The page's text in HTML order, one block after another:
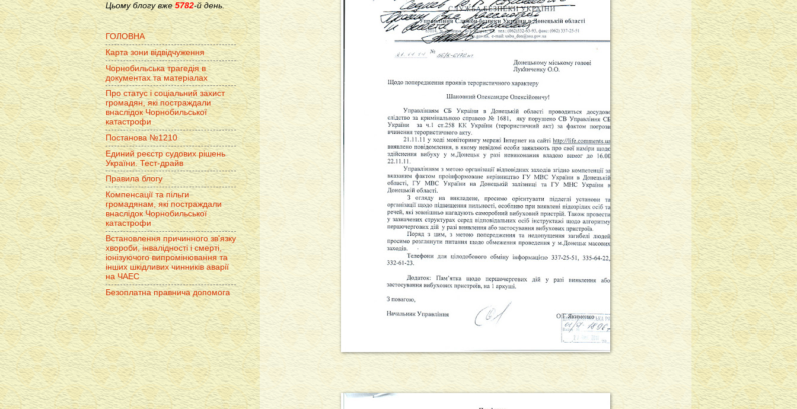
Цьому блогу вже 5782-й день.
ГОЛОВНА
Карта зони відвідчуження
Чорнобильська трагедія в
документах та матеріалах
Про статус і соціальний захист
громадян, які постраждали
внаслідок Чорнобильської
катастрофи
Постанова №1210
Единий реєстр судових рішень
України. Тест-драйв
Правила блогу
Компенсації та пільги
громадянам, які постраждали
внаслідок Чорнобильської
катастрофи
Встановлення причинного зв'язку
хвороби, інвалідності і смерті,
іонізуючого випромінювання та
інших шкідливих чинників аварії
на ЧАЕС
Безоплатна правнича допомога